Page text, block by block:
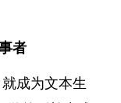
者
成为文本生